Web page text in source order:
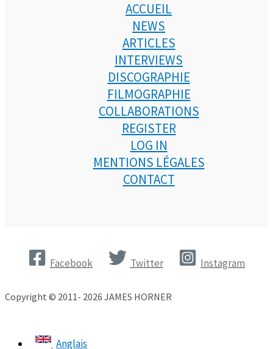
ACCUEIL
NEWS
ARTICLES
INTERVIEWS
DISCOGRAPHIE
FILMOGRAPHIE
COLLABORATIONS
REGISTER
LOG IN
MENTIONS LÉGALES
CONTACT
Facebook Twitter Instagram
Copyright © 2011- 2026 JAMES HORNER
Anglais